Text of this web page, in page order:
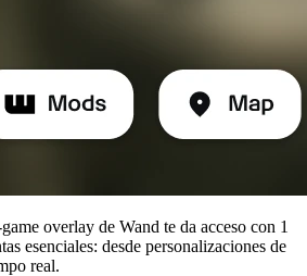
overlay de Wand te da acceso con 1
esenciales: desde personalizaciones de
real.